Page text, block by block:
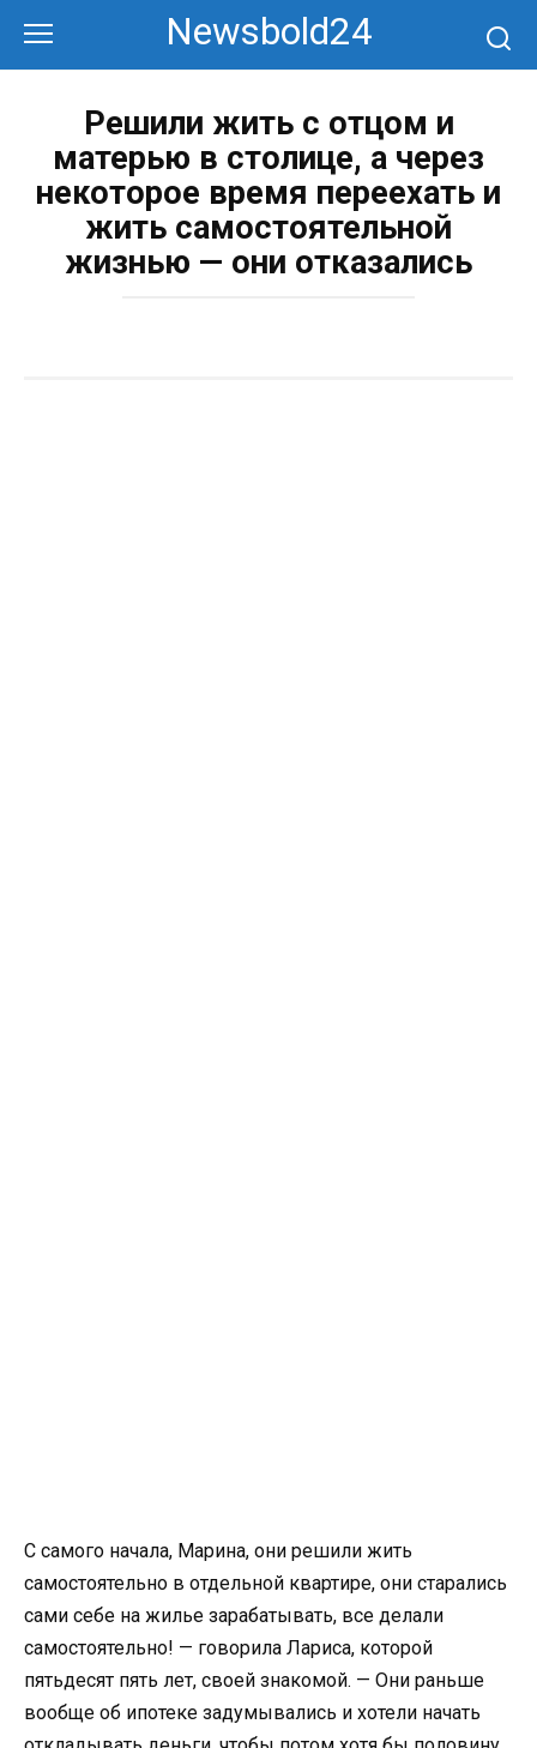
контенту
Newsbold24
Решили жить с отцом и
матерью в столице, а через
некоторое время переехать и
жить самостоятельной
жизнью — они отказались
С самого начала, Марина, они решили жить
самостоятельно в отдельной квартире, они старались
сами себе на жилье зарабатывать, все делали
самостоятельно! — говорила Лариса, которой
пятьдесят пять лет, своей знакомой. — Они раньше
вообще об ипотеке задумывались и хотели начать